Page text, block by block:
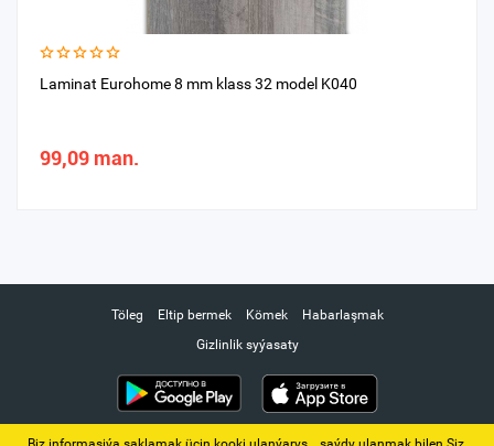
Laminat Eurohome 8 mm klass 32 model K040
99,09 man.
Töleg Eltip bermek Kömek
Habarlaşmak
Gizlinlik syýasaty